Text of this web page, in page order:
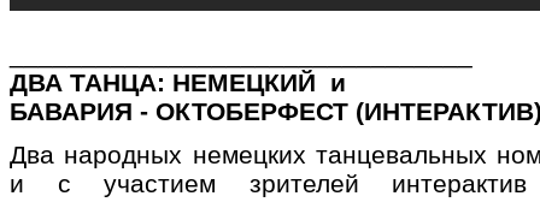
ДВА ТАНЦА: НЕМЕЦКИЙ и
БАВАРИЯ - ОКТОБЕРФЕСТ
Два народных немецких танцевальных
и с участием зрителей интерактив